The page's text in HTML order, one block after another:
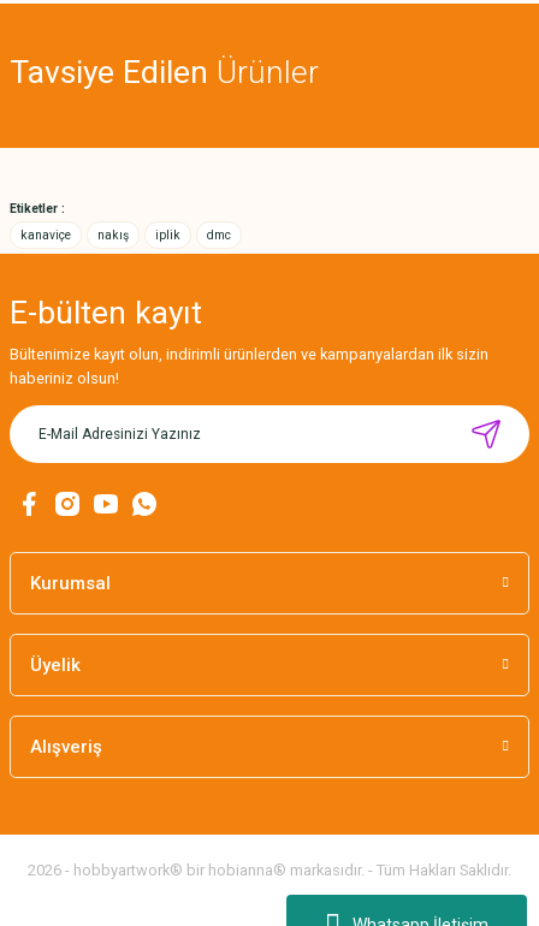
Ürün açıklamasında eksik bilgiler bulunuyor.
Tavsiye Edilen Ürünler
MIKNATISLI İĞNE TUTUCU-BAHAR
Etiketler :
kanaviçe
nakış iplik dmc
E-bülten kayıt
Bültenimize kayıt olun, indirimli ürünlerden ve kampanyalardan ilk sizin
haberiniz olsun!
Kurumsal
Üyelik
Alışveriş
2026 - hobbyartwork® bir hobianna® markasıdır. - Tüm Hakları Saklıdır.